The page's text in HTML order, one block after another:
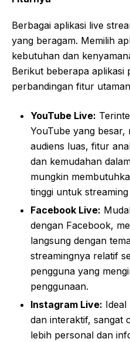
Berbagai aplikasi live
yang beragam. Memilih
kebutuhan dan
Berikut beberapa aplikasi
perbandingan fitur
YouTube Live:
YouTube yang
audiens luas, fitur
dan kemudahan
mungkin
tinggi untuk
Facebook Live:
dengan Facebook,
langsung dengan
streamingnya relatif
pengguna yang
penggunaan.
Instagram Live: Ideal
dan interaktif, sangat
lebih personal dan